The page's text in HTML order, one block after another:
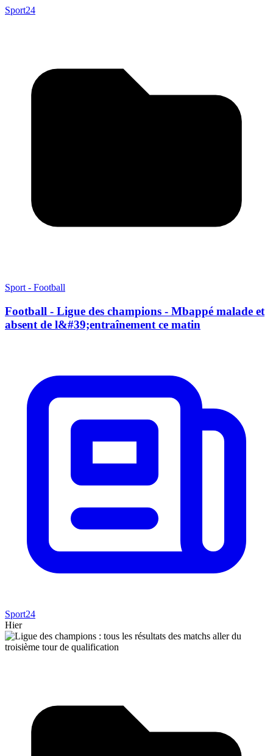
Sport24
Sport - Football
Football - Ligue des champions - Mbappé malade et
absent de l&#39;entraînement ce matin
Sport24
Hier